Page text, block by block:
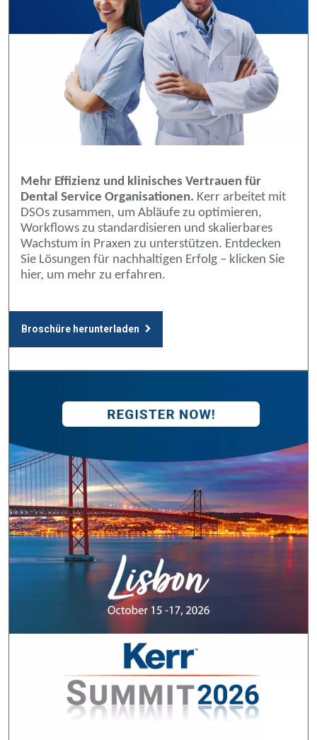
Mehr Effizienz und klinisches Vertrauen für
Dental Service Organisationen. Kerr arbeitet mit
DSOs zusammen, um Abläufe zu optimieren,
Workflows zu standardisieren und skalierbares
Wachstum in Praxen zu unterstützen. Entdecken
Sie Lösungen für nachhaltigen Erfolg – klicken Sie
hier, um mehr zu erfahren.
Broschüre herunterladen